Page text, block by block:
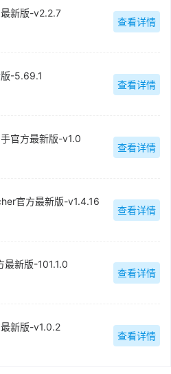
新版-v2.2.7
查看详情
-5.69.1
查看详情
官方最新版-v1.0
查看详情
官方最新版-v1.4.16
查看详情
最新版-101.1.0
查看详情
新版-v1.0.2
查看详情